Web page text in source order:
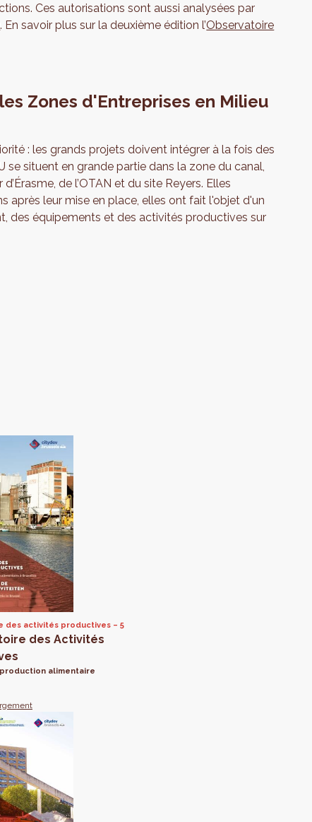
Ces autorisations sont aussi analysées par
. En savoir plus sur la deuxième édition l’Observatoire
Zones d'Entreprises en Milieu
: les grands projets doivent intégrer à la fois des
situent en grande partie dans la zone du canal,
de l’OTAN et du site Reyers. Elles
après leur mise en place, elles ont fait l'objet d'un
des équipements et des activités productives sur
des activités productives 5
des Activités
production alimentaire